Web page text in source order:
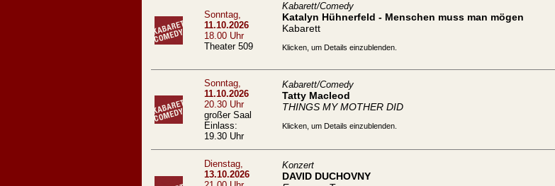
Sonntag,
11.10.2026
18.00 Uhr
Theater 509
Kabarett/Comedy
Katalyn Hühnerfeld - Menschen muss man mögen
Kabarett
Klicken, um Details einzublenden.
Sonntag,
11.10.2026
20.30 Uhr
großer Saal
Einlass:
19.30 Uhr
Kabarett/Comedy
Tatty Macleod
THINGS MY MOTHER DID
Klicken, um Details einzublenden.
Dienstag,
13.10.2026
Konzert
DAVID DUCHOVNY